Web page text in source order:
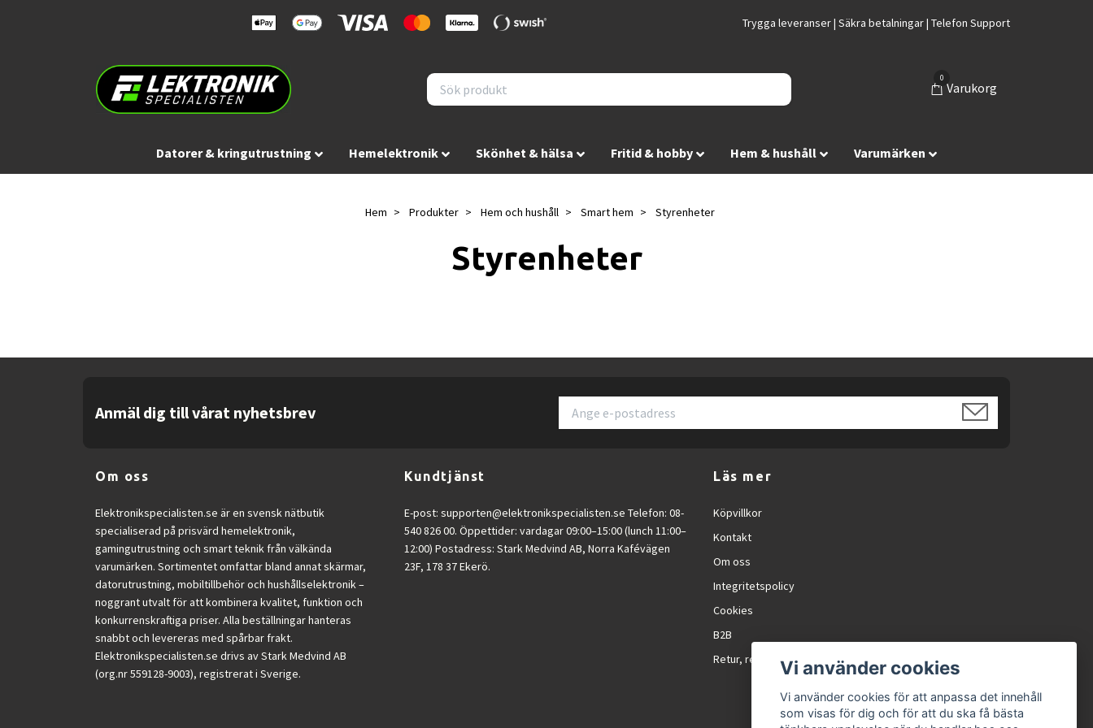
Trygga leveranser | Säkra betalningar | Telefon Support
0
Varukorg
Datorer & kringutrustning Hemelektronik Skönhet & hälsa Fritid & hobby Hem & hushåll Varumärken
Hem Produkter Hem och hushåll Smart hem Styrenheter
Styrenheter
Anmäl dig till vårat nyhetsbrev
Om oss
Elektronikspecialisten.se är en svensk nätbutik
specialiserad på prisvärd hemelektronik,
gamingutrustning och smart teknik från välkända
varumärken. Sortimentet omfattar bland annat skärmar,
datorutrustning, mobiltillbehör och hushållselektronik –
noggrant utvalt för att kombinera kvalitet, funktion och
konkurrenskraftiga priser. Alla beställningar hanteras
snabbt och levereras med spårbar frakt.
Elektronikspecialisten.se drivs av Stark Medvind AB
(org.nr 559128-9003), registrerat i Sverige.
Kundtjänst
E-post: supporten@elektronikspecialisten.se Telefon: 08-
540 826 00. Öppettider: vardagar 09:00–15:00 (lunch 11:00–
12:00) Postadress: Stark Medvind AB, Norra Kafévägen
23F, 178 37 Ekerö.
Läs mer
Köpvillkor
Kontakt
Om oss
Integritetspolicy
Cookies
B2B
Retur, reklamation och RMAVi använder cookies
Vi använder cookies för att anpassa det innehåll
som visas för dig och för att du ska få bästa